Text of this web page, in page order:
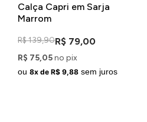
Calça Capri em Sarja
Marrom
R$ 139,90R$ 79,00
R$ 75,05no pix
ou 8x de R$ 9,88 sem juros